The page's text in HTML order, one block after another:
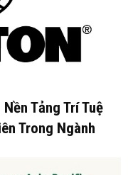
Tảng Trí Tuệ
Trong Ngành